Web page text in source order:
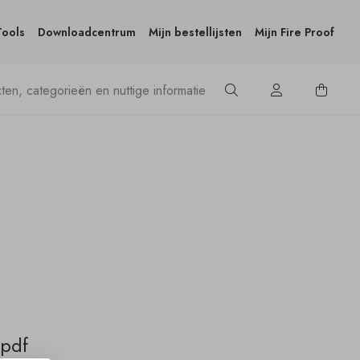
Downloadcentrum Mijn bestellijsten Mijn Fire Proof